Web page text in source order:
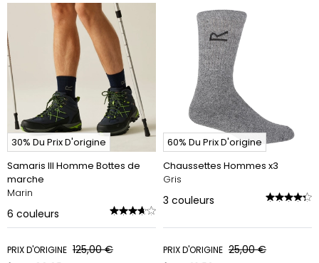
30% Du Prix D'origine
Samaris III Homme Bottes de
marche
Marin
6 couleurs
PRIX D'ORIGINE 125,00 €
60% Du Prix D'origine
Chaussettes Hommes x3
Gris
3 couleurs
PRIX D'ORIGINE 25,00 €